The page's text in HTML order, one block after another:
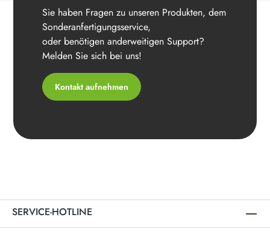
Sie haben Fragen zu unseren Produkten, dem
Sonderanfertigungsservice,
oder benötigen anderweitigen Support?
Melden Sie sich bei uns!
Kontakt aufnehmen
SERVICE-HOTLINE